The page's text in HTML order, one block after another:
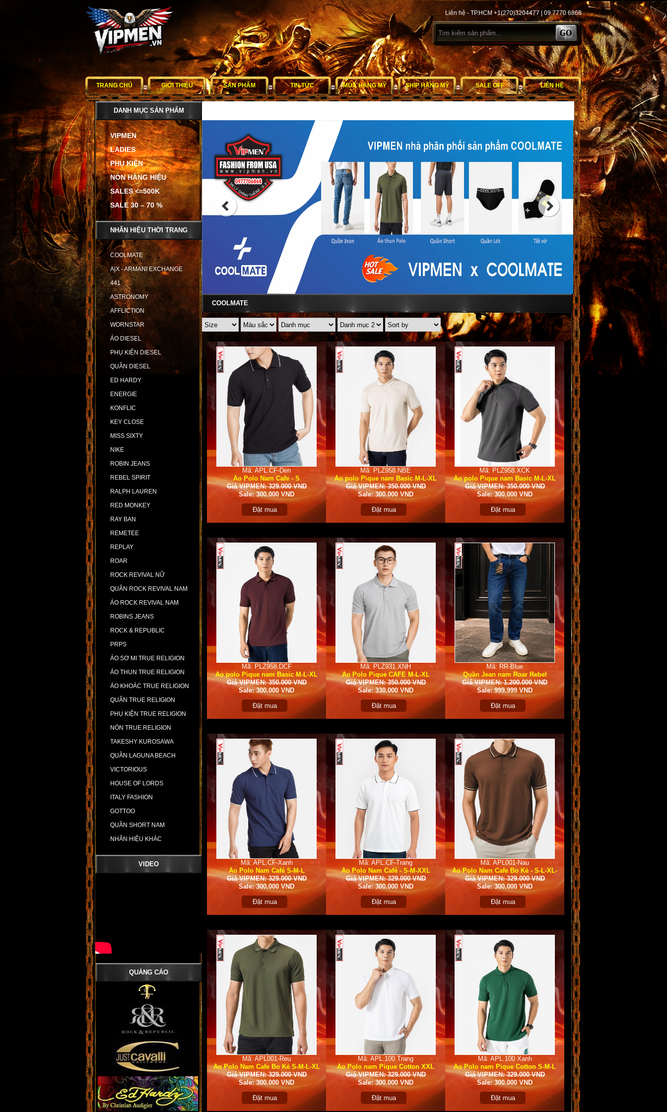
Liên hệ - TP.HCM +1(270)3204477 | 09 7770 6868
TRANG CHỦ GIỚI THIỆU SẢN PHẨM TIN TỨC MUA HÀNG MỸ SHIP HÀNG MỸ SALE OFF LIÊN HỆ
DANH MỤC SẢN PHẨM
VIPMEN
LADIES
PHỤ KIỆN
NÓN HÀNG HIỆU
SALES <=500K
SALE 30 – 70 %
NHÃN HIỆU THỜI TRANG
COOLMATE
A|X - ARMANI EXCHANGE
441
ASTRONOMY
AFFLICTION
WORNSTAR
ÁO DIESEL
PHỤ KIỆN DIESEL
QUẦN DIESEL
ED HARDY
ENERGIE
KONFLIC
KEY CLOSE
MISS SIXTY
NIKE
ROBIN JEANS
REBEL SPIRIT
RALPH LAUREN
RED MONKEY
RAY BAN
REMETEE
REPLAY
ROAR
ROCK REVIVAL NỮ
QUẦN ROCK REVIVAL NAM
ÁO ROCK REVIVAL NAM
ROBINS JEANS
ROCK & REPUBLIC
PRPS
ÁO SƠ MI TRUE RELIGION
ÁO THUN TRUE RELIGION
ÁO KHOÁC TRUE RELIGION
QUẦN TRUE RELIGION
PHỤ KIỆN TRUE RELIGION
NÓN TRUE RELIGION
TAKESHY KUROSAWA
QUẦN LAGUNA BEACH
VICTORIOUS
HOUSE OF LORDS
ITALY FASHION
GOTTOO
QUẦN SHORT NAM
NHÃN HIỆU KHÁC
VIDEO
QUẢNG CÁO
COOLMATE
Mã: APL.CF-Den
Áo Polo Nam Cafe - S
Giá VIPMEN: 329.000 VND
Sale: 300.000 VND
Đặt mua
Mã: PLZ958.NBE
Áo polo Pique nam Basic M-L-XL
Giá VIPMEN: 350.000 VND
Sale: 300.000 VND
Đặt mua
Mã: PLZ958.XCK
Áo polo Pique nam Basic M-L-XL
Giá VIPMEN: 350.000 VND
Sale: 300.000 VND
Đặt mua
Mã: PLZ958.DCF
Áo polo Pique nam Basic M-L-XL
Giá VIPMEN: 350.000 VND
Sale: 300.000 VND
Đặt mua
Mã: PLZ931.XNH
Áo Polo Pique CAFE M-L-XL
Giá VIPMEN: 350.000 VND
Sale: 330.000 VND
Đặt mua
Mã: RR-Blue
Quần Jean nam Roar Rebel
Giá VIPMEN: 1.200.000 VND
Sale: 999.999 VND
Đặt mua
Mã: APL.CF-Xanh
Áo Polo Nam Café S-M-L
Giá VIPMEN: 329.000 VND
Sale: 300.000 VND
Đặt mua
Mã: APL.CF-Trang
Áo Polo Nam Café - S-M-XXL
Giá VIPMEN: 329.000 VND
Sale: 300.000 VND
Đặt mua
Mã: APL001-Nau
Áo Polo Nam Cafe Bo Kẻ - S-L-XL-
XXL
Giá VIPMEN: 329.000 VND
Sale: 300.000 VND
Đặt mua
Mã: APL001-Reu
Áo Polo Nam Cafe Bo Kẻ S-M-L-XL
Giá VIPMEN: 329.000 VND
Sale: 300.000 VND
Đặt mua
Mã: APL.100 Trang
Áo Polo nam Pique Cotton XXL
Giá VIPMEN: 329.000 VND
Sale: 300.000 VND
Đặt mua
Mã: APL.100 Xanh
Áo Polo nam Pique Cotton S-M-L
Giá VIPMEN: 329.000 VND
Sale: 300.000 VND
Đặt mua